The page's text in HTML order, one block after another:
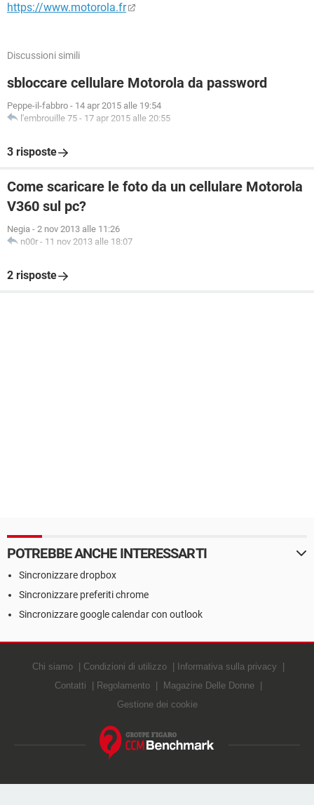
https://www.motorola.fr
Discussioni simili
sbloccare cellulare Motorola da password
Peppe-il-fabbro - 14 apr 2015 alle 19:54
l'embrouille 75 - 17 apr 2015 alle 20:55
3 risposte
Come scaricare le foto da un cellulare Motorola
V360 sul pc?
Negia - 2 nov 2013 alle 11:26
n00r - 11 nov 2013 alle 18:07
2 risposte
POTREBBE ANCHE INTERESSARTI
Sincronizzare dropbox
Sincronizzare preferiti chrome
Sincronizzare google calendar con outlook
Chi siamo Condizioni di utilizzo
Informativa sulla privacy
Contatti
Regolamento
Magazine Delle Donne
Gestione dei cookie